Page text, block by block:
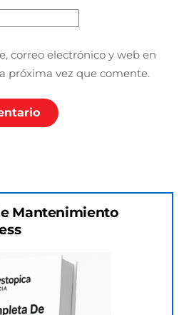
correo electrónico y web en
próxima vez que comente.
Mantenimiento